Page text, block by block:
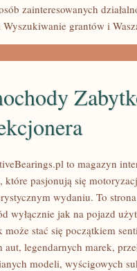
zainteresowanych
Wyszukiwanie grantów i
to magazyn
które pasjonują się
wydaniu. To
wyłącznie jak na pojazd
może stać się początkiem
aut, legendarnych marek,
modeli, wyścigowych